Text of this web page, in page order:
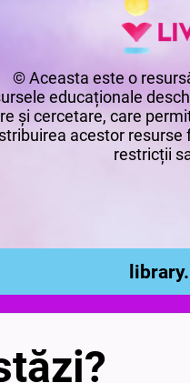
© Aceasta este o
educaționale
și cercetare, care
acestor
restricții